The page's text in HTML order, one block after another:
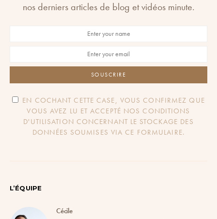
nos derniers articles de blog et vidéos minute.
SOUSCRIRE
EN COCHANT CETTE CASE, VOUS CONFIRMEZ QUE
VOUS AVEZ LU ET ACCEPTÉ NOS CONDITIONS
D'UTILISATION CONCERNANT LE STOCKAGE DES
DONNÉES SOUMISES VIA CE FORMULAIRE.
L’ÉQUIPE
Cécile